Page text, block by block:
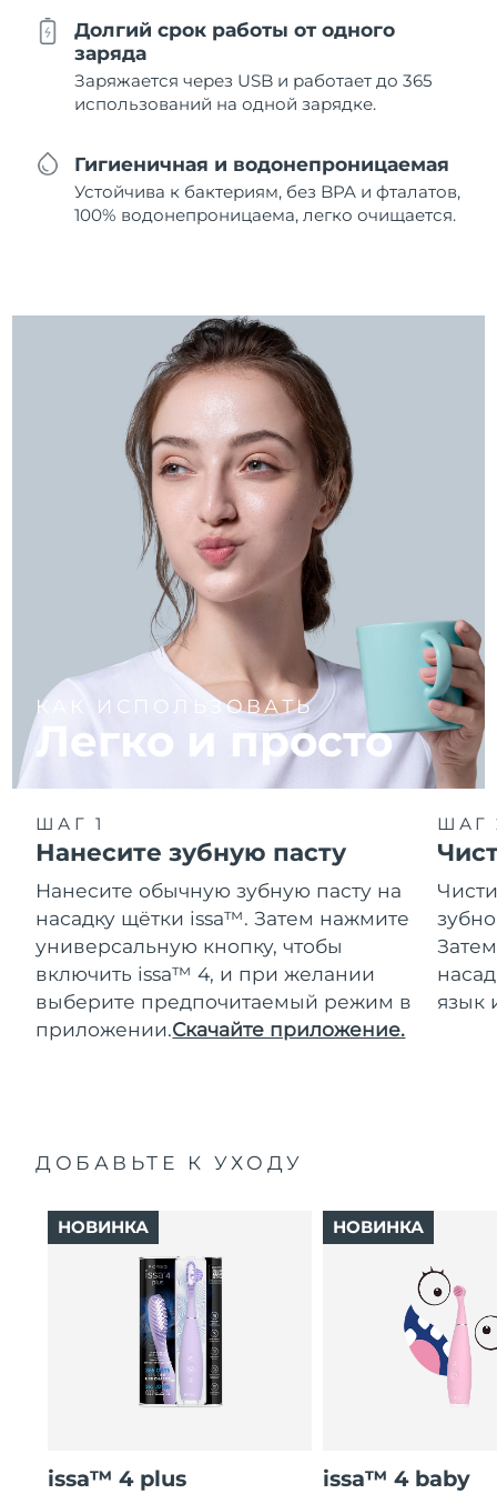
Долгий срок работы от одного
заряда
Заряжается через USB и работает до 365
использований на одной зарядке.
Гигиеничная и водонепроницаемая
Устойчива к бактериям, без BPA и фталатов,
100% водонепроницаема, легко очищается.
КАК ИСПОЛЬЗОВАТЬ
Легко и просто
ШАГ 1
Нанесите зубную пасту
Нанесите обычную зубную пасту на
насадку щётки issa™. Затем нажмите
универсальную кнопку, чтобы
включить issa™ 4, и при желании
выберите предпочитаемый режим в
приложении.Скачайте приложение.
ШАГ
язык
ДОБАВЬТЕ К УХОДУ
issa™ 4 plus
НОВИНКА
issa™ 4 baby
НОВИНКА